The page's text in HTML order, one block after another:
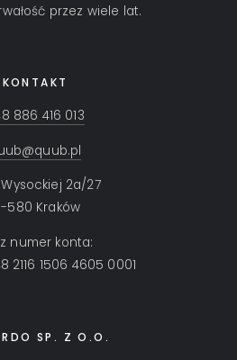
przez wiele lat.
KONTAKT
886 416 013
Wysockiej 2a/27
580 Kraków
numer konta:
2116 1506 4605 0001
SP. Z O.O.